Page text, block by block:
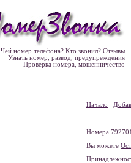
Чей номер телефона? Кто звонил? Отзывы
Узнать номер, развод, предупреждения
Проверка номера, мошенничество
Начало
Номера
Вы можете